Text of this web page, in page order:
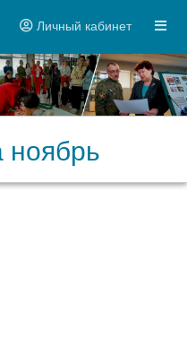
Личный кабинет